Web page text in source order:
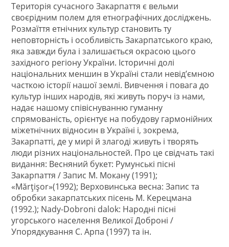
Територія сучасного Закарпаття є вельми
своєрідним полем для етнографічних досліджень.
Розмаїття етнічних культур становить ту
неповторність і особливість Закарпатського краю,
яка завжди була і залишається окрасою цього
західного регіону України. Історичні долі
національних меншин в Україні стали невід’ємною
часткою історії нашої землі. Вивчення і повага до
культур інших народів, які живуть поруч із нами,
надає нашому співіснуванню гуманну
спрямованість, орієнтує на побудову гармонійних
міжетнічних відносин в Україні і, зокрема,
Закарпатті, де у мирі й злагоді живуть і творять
люди різних національностей. Про це свідчать такі
видання: Весняний букет: Румунські пісні
Закарпаття / Запис М. Мокану (1991);
«Mărţişor»(1992); Верховинська весна: Запис та
обробки закарпатських пісень М. Керецмана
(1992.); Nady-Dobroni dalok: Народні пісні
угорського населення Великої Доброні /
Упорядкування С. Арпа (1997) та ін.